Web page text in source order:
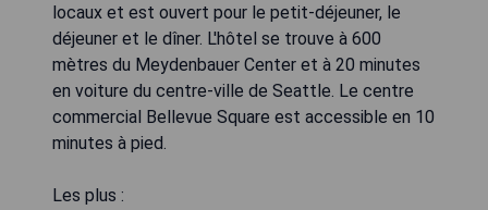
locaux et est ouvert pour le petit-déjeuner, le
déjeuner et le dîner. L'hôtel se trouve à 600
mètres du Meydenbauer Center et à 20 minutes
en voiture du centre-ville de Seattle. Le centre
commercial Bellevue Square est accessible en 10
minutes à pied.
Les plus :